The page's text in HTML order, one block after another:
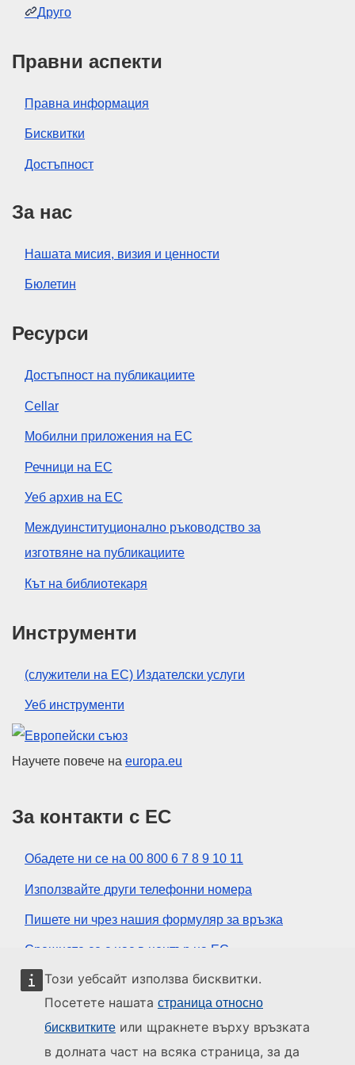
Този уебсайт използва бисквитки.
Посетете нашата страница относно
бисквитките или щракнете върху връзката
в долната част на всяка страница, за да
Друго
Правни аспекти
Правна информация
Бисквитки
Достъпност
За нас
Нашата мисия, визия и ценности
Бюлетин
Ресурси
Достъпност на публикациите
Cellar
Мобилни приложения на ЕС
Речници на ЕС
Уеб архив на ЕС
Междуинституционално ръководство за
изготвяне на публикациите
Кът на библиотекаря
Инструменти
(служители на ЕС) Издателски услуги
Уеб инструменти
Европейски съюз
Научете повече на europa.eu
За контакти с ЕС
Обадете ни се на 00 800 6 7 8 9 10 11
Използвайте други телефонни номера
Пишете ни чрез нашия формуляр за връзка
Срещнете се с нас в център на ЕС
Социални медии